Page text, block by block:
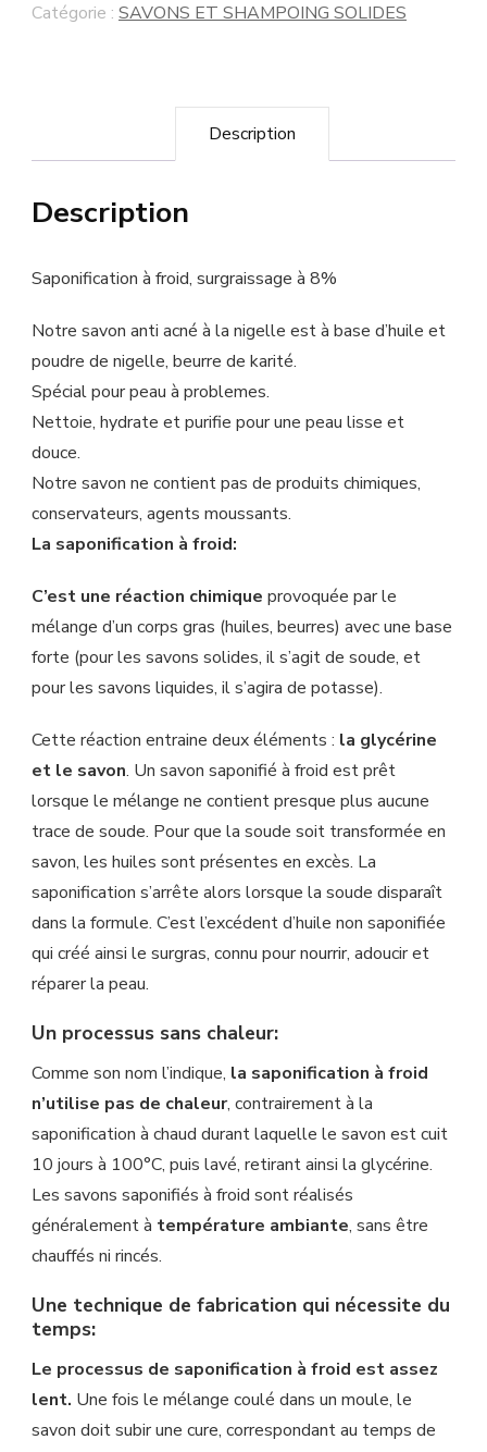
Catégorie : SAVONS ET SHAMPOING SOLIDES
Description
Description
Saponification à froid, surgraissage à 8%
Notre savon anti acné à la nigelle est à base d’huile et
poudre de nigelle, beurre de karité.
Spécial pour peau à problemes.
Nettoie, hydrate et purifie pour une peau lisse et
douce.
Notre savon ne contient pas de produits chimiques,
conservateurs, agents moussants.
La saponification à froid:
C’est une réaction chimique provoquée par le
mélange d’un corps gras (huiles, beurres) avec une base
forte (pour les savons solides, il s’agit de soude, et
pour les savons liquides, il s’agira de potasse).
Cette réaction entraine deux éléments : la glycérine
et le savon. Un savon saponifié à froid est prêt
lorsque le mélange ne contient presque plus aucune
trace de soude. Pour que la soude soit transformée en
savon, les huiles sont présentes en excès. La
saponification s’arrête alors lorsque la soude disparaît
dans la formule. C’est l’excédent d’huile non saponifiée
qui créé ainsi le surgras, connu pour nourrir, adoucir et
réparer la peau.
Un processus sans chaleur:
Comme son nom l’indique, la saponification à froid
n’utilise pas de chaleur, contrairement à la
saponification à chaud durant laquelle le savon est cuit
10 jours à 100°C, puis lavé, retirant ainsi la glycérine.
Les savons saponifiés à froid sont réalisés
généralement à température ambiante, sans être
chauffés ni rincés.
Une technique de fabrication qui nécessite du
temps:
Le processus de saponification à froid est assez
lent. Une fois le mélange coulé dans un moule, le
savon doit subir une cure, correspondant au temps de